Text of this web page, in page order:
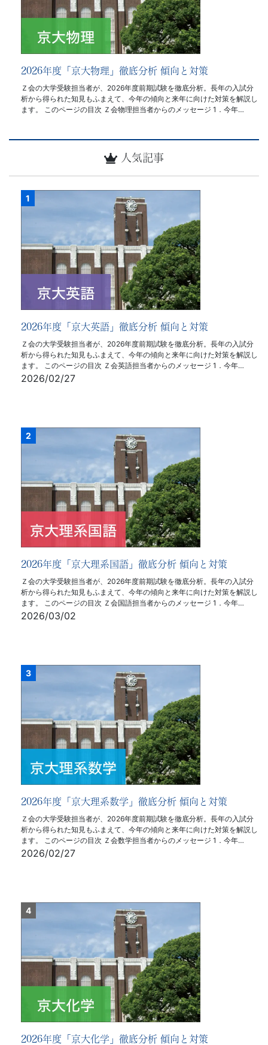
2026年度「京大物理」徹底分析 傾向と対策
Ｚ会の大学受験担当者が、2026年度前期試験を徹底分析。長年の入試分
析から得られた知見もふまえて、今年の傾向と来年に向けた対策を解説し
ます。 このページの目次 Ｚ会物理担当者からのメッセージ 1．今年…
人気記事
2026年度「京大英語」徹底分析 傾向と対策
Ｚ会の大学受験担当者が、2026年度前期試験を徹底分析。長年の入試分
析から得られた知見もふまえて、今年の傾向と来年に向けた対策を解説し
ます。 このページの目次 Ｚ会英語担当者からのメッセージ 1．今年…
2026/02/27
2026年度「京大理系国語」徹底分析 傾向と対策
Ｚ会の大学受験担当者が、2026年度前期試験を徹底分析。長年の入試分
析から得られた知見もふまえて、今年の傾向と来年に向けた対策を解説し
ます。 このページの目次 Ｚ会国語担当者からのメッセージ 1．今年…
2026/03/02
2026年度「京大理系数学」徹底分析 傾向と対策
Ｚ会の大学受験担当者が、2026年度前期試験を徹底分析。長年の入試分
析から得られた知見もふまえて、今年の傾向と来年に向けた対策を解説し
ます。 このページの目次 Ｚ会数学担当者からのメッセージ 1．今年…
2026/02/27
2026年度「京大化学」徹底分析 傾向と対策